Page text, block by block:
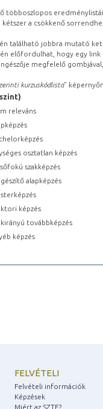
többoszlopos
kétszer a csökkenő
található jobbra mutató
előfordulhat, hogy egy link
megfelelő
kurzuskódlista”
releváns
osztatlan képzés
szakképzés
alapképzés
képzés
továbbképzés
képzés
FELVÉTELI
Felvételi információk
Képzések
Miért az SZTE?